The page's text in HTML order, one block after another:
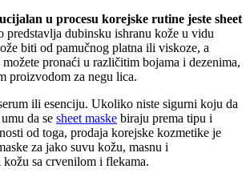
u procesu korejske rutine jeste sheet
predstavlja dubinsku ishranu kože u vidu
biti od pamučnog platna ili viskoze, a
možete pronaći u različitim bojama i dezenima,
proizvodom za negu lica.
ili esenciju. Ukoliko niste sigurni koju da
da se sheet maske biraju prema tipu i
od toga, prodaja korejske kozmetike je
za jako suvu kožu, masnu i
sa crvenilom i flekama.